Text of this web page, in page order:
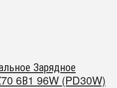
Зарядное
6В1 96W (PD30W)